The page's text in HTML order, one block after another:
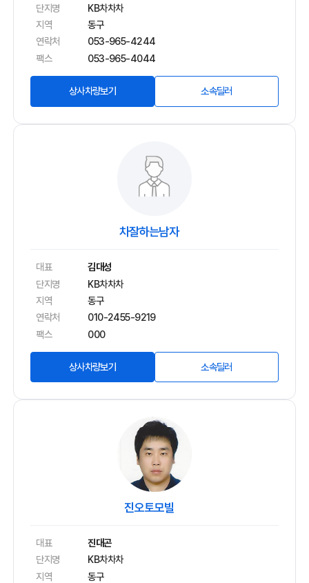
단지명
KB차차차
지역
동구
연락처
053-965-4244
팩스
053-965-4044
상사차량보기 소속딜러
차잘하는남자
대표
김대성
단지명
KB차차차
지역
동구
연락처
010-2455-9219
팩스
000
상사차량보기 소속딜러
진오토모빌
대표
진대곤
단지명
KB차차차
지역
동구